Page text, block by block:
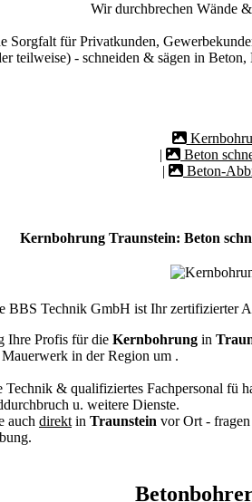
Wir durchbrechen Wände
Sorgfalt für Privatkunden,
teilweise) - schneiden & sägen in
|
Beton
|
Beton-
Kernbohrung Traunstein: Beton
BBS Technik GmbH ist Ihr zertifizierter
Ihre Profis für die Kernbohrung in
in der Region um .
Technik & qualifiziertes Fachpersonal fü
u. weitere Dienste.
auch direkt in Traunstein vor Ort -